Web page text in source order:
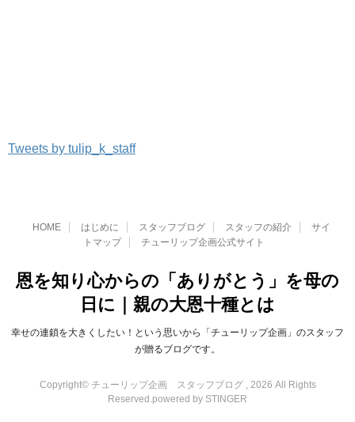
Tweets by tulip_k_staff
HOME はじめに スタッフブログ スタッフの紹介
サイ
トマップ
チューリップ企画公式サイト
恩を知り心からの「ありがとう」を母の
日に｜親の大恩十種とは
幸せの連鎖を大きくしたい！という思いから「チューリップ企画」のスタッフ
が贈るブログです。
Copyright© チューリップ企画 スタッフブログ , 2026 All Rights
Reserved.powered by STINGER